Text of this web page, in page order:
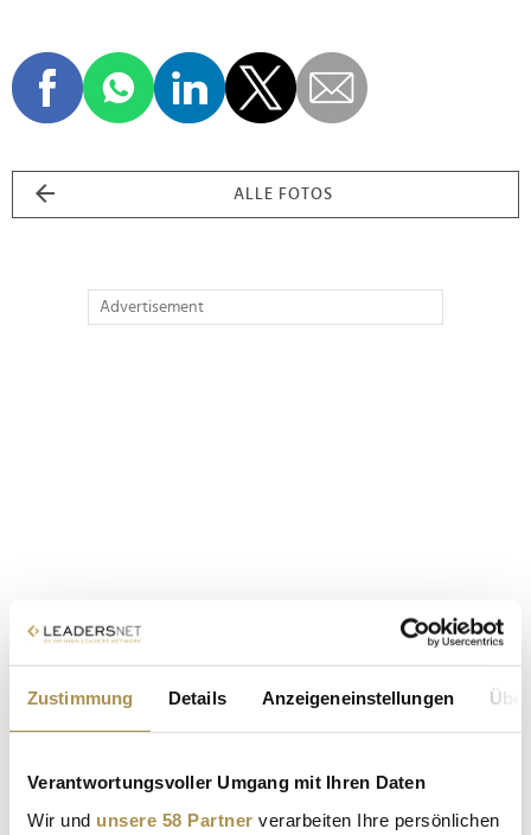
Zustimmung Details Anzeigeneinstellungen
Verantwortungsvoller Umgang mit Ihren Daten
Wir und unsere 58 Partner verarbeiten Ihre persönlichen
ALLE FOTOS
Advertisement